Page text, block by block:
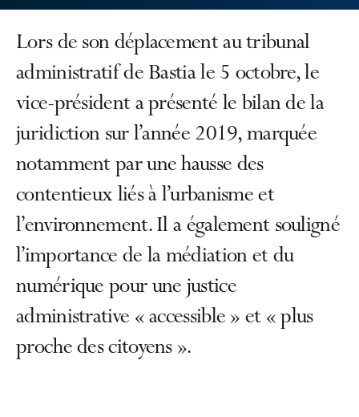
Lors de son déplacement au tribunal
administratif de Bastia le 5 octobre, le
vice-président a présenté le bilan de la
juridiction sur l’année 2019, marquée
notamment par une hausse des
contentieux liés à l’urbanisme et
l’environnement. Il a également souligné
l’importance de la médiation et du
numérique pour une justice
administrative « accessible » et « plus
proche des citoyens ».